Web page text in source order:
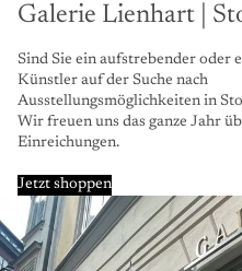
Galerie Lienhart |
Sind Sie ein aufstrebender oder
Künstler auf der Suche nach
Ausstellungsmöglichkeiten in
Wir freuen uns das ganze Jahr
Einreichungen.
Jetzt shoppen